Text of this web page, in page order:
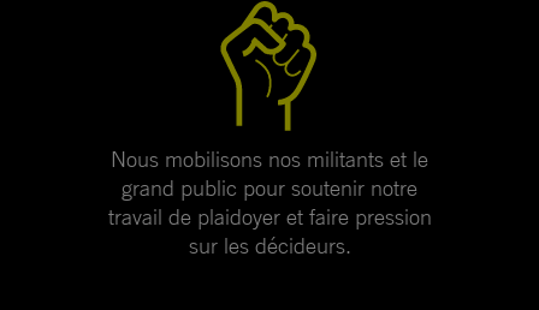
Nous mobilisons nos militants et le
grand public pour soutenir notre
travail de plaidoyer et faire pression
sur les décideurs.